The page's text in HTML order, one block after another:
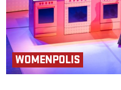
WOMENPOLIS